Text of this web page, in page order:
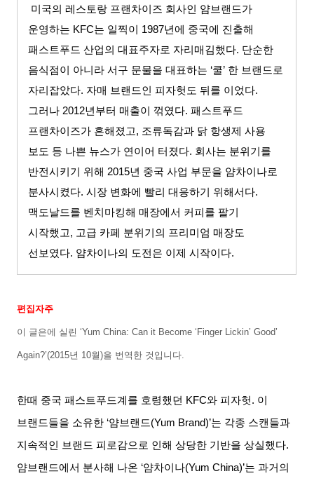
미국의 레스토랑 프랜차이즈 회사인 얌브랜드가
운영하는 KFC는 일찍이 1987년에 중국에 진출해
패스트푸드 산업의 대표주자로 자리매김했다. 단순한
음식점이 아니라 서구 문물을 대표하는 ‘쿨’ 한 브랜드로
자리잡았다. 자매 브랜드인 피자헛도 뒤를 이었다.
그러나 2012년부터 매출이 꺾였다.패스트푸드
프랜차이즈가 흔해졌고, 조류독감과 닭 항생제 사용
보도 등 나쁜 뉴스가 연이어 터졌다. 회사는 분위기를
반전시키기 위해 2015년 중국 사업 부문을 얌차이나로
분사시켰다.시장 변화에 빨리 대응하기 위해서다.
맥도날드를 벤치마킹해 매장에서 커피를 팔기
시작했고, 고급 카페 분위기의 프리미엄 매장도
선보였다. 얌차이나의 도전은 이제 시작이다.
편집자주
이 글은에 실린 ‘Yum China: Can it Become ‘Finger Lickin’ Good’
Again?’(2015년 10월)을 번역한 것입니다
한때 중국 패스트푸드계를 호령했던 KFC와 피자헛. 이
브랜드들을 소유한 ‘얌브랜드(Yum Brand)’는 각종 스캔들과
지속적인 브랜드 피로감으로 인해 상당한 기반을 상실했다.
얌브랜드에서 분사해 나온 ‘얌차이나(Yum China)’는 과거의